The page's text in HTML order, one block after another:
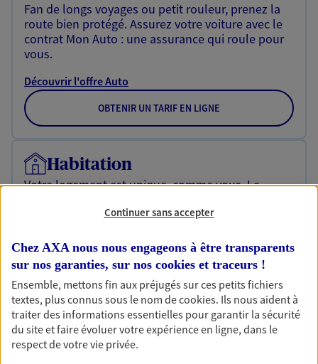
Fan de longs voyages ou petit rouleur, prenez la
route bien protégé. Assurez votre voiture avec le
contrat Mon Auto : une assurance qui roule pour
vous.
Découvrir l'offre Auto
OBTENIR UN TARIF EN LIGNE
Habitation
Votre logement est unique, comme vous. Le
protégeant ce qui vous tient à coeur.
Découvrir l'offre Habitation
OBTENIR UN TARIF EN LIGNE
Garantie Accidents de la Vie
Bricoleuse, féru de jardinage, pâtissier en herbe
Continuer sans accepter
Chez AXA nous nous engageons à être transparents
sur nos garanties, sur nos cookies et traceurs !
Ensemble, mettons fin aux préjugés sur ces petits fichiers
textes, plus connus sous le nom decookies. Ils nous aident à
traiter des informations essentielles pour garantir la sécurité
du site et faire évoluer votre expérience en ligne, dans le
respect de votre vie privée.